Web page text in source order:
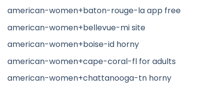
american-women+baton-rouge-la app free
american-women+bellevue-mi site
american-women+boise-id horny
american-women+cape-coral-fl for adults
american-women+chattanooga-tn horny